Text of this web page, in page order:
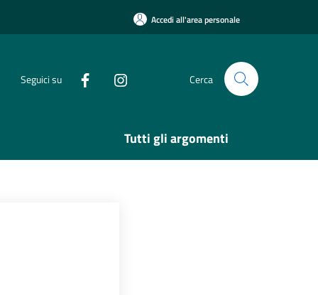
Accedi all'area personale
Seguici su Cerca
Tutti gli argomenti